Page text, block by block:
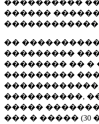
����������
������
������������
��
���������
�������� �� �
���������
����������,
�����
��� � ����� (30